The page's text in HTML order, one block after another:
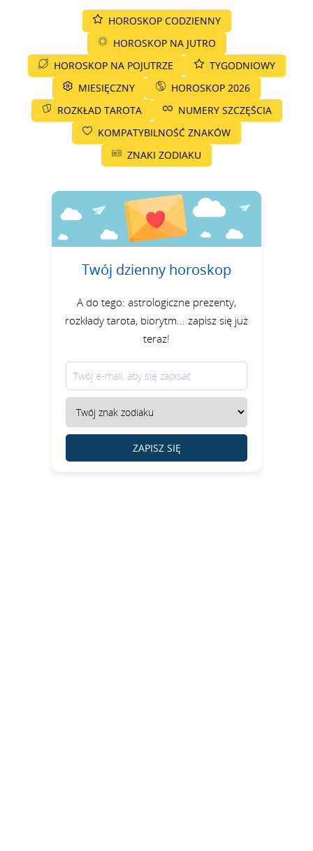
HOROSKOP CODZIENNY
HOROSKOP NA JUTRO
HOROSKOP NA POJUTRZE
TYGODNIOWY
MIESIĘCZNY
HOROSKOP 2026
ROZKŁAD TAROTA
NUMERY SZCZĘŚCIA
KOMPATYBILNOŚĆ ZNAKÓW
ZNAKI ZODIAKU
Twój dzienny horoskop
A do tego: astrologiczne prezenty,
rozkłady tarota, biorytm... zapisz się już
teraz!
ZAPISZ SIĘ